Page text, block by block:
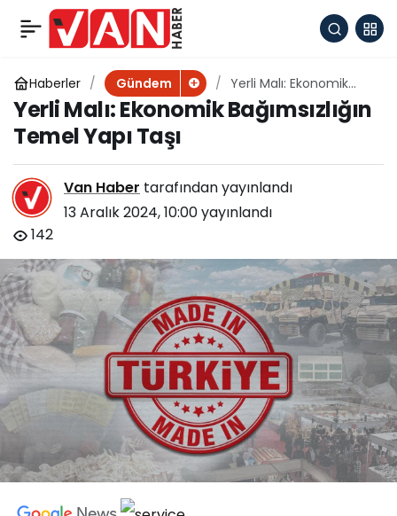
Haberler Gündem
Yerli Malı: Ekonomik
Bağımsızlığın Temel
Yapı Taşı
Yerli Malı: Ekonomik Bağımsızlığın
Temel Yapı Taşı
Van Haber tarafından yayınlandı
13 Aralık 2024, 10:00yayınlandı
142
Erdoğan çiftinden
‘Anadoludakiler’
sergisine ziyaret
Paylaş